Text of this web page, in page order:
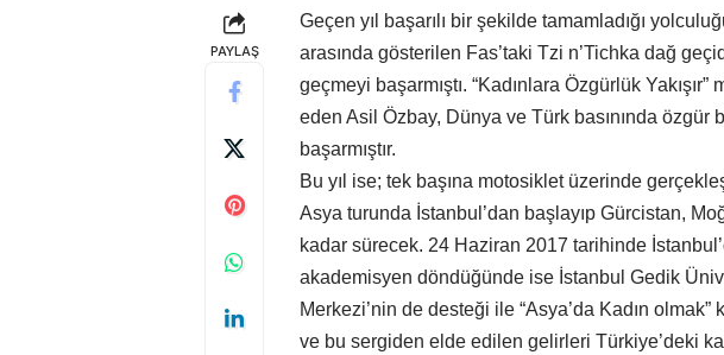
PAYLAŞ
Geçen yıl başarılı bir şekilde tamamladığı
arasında gösterilen Fas’taki Tzi n’Tichka dağ
geçmeyi başarmıştı. “Kadınlara Özgürlük
eden Asil Özbay, Dünya ve Türk basınında özgür
başarmıştır.
Bu yıl ise; tek başına motosiklet üzerinde
Asya turunda İstanbul’dan başlayıp Gürcistan,
kadar sürecek. 24 Haziran 2017 tarihinde
akademisyen döndüğünde ise İstanbul Gedik
Merkezi’nin de desteği ile “Asya’da Kadın
ve bu sergiden elde edilen gelirleri Türkiye’deki